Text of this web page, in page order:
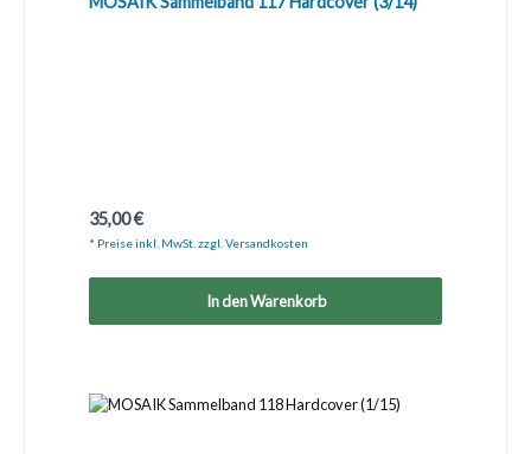
Regulärer Preis:
35,00 €
* Preise inkl. MwSt. zzgl. Versandkosten
In den Warenkorb